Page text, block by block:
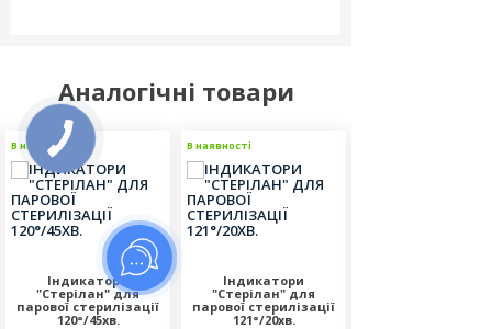
Аналогічні товари
В наявності
Індикатори
"Стерілан" для
парової стерилізації
120°/45хв.
В наявності
Індикатори
"Стерілан" для
парової стерилізації
121°/20хв.